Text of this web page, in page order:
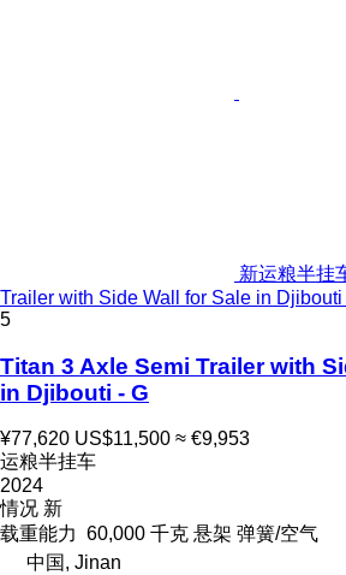
新运粮半挂
Trailer with Side Wall for Sale in Djibouti
5
Titan 3 Axle Semi Trailer with
in Djibouti - G
¥77,620 US$11,500 ≈ €9,953
运粮半挂车
2024
情况 新
载重能力 60,000 千克 悬架 弹簧/空气
中国, Jinan